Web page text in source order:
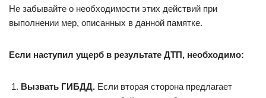
Не забывайте о необходимости этих действий при
выполнении мер, описанных в данной памятке.
Если наступил ущерб в результате ДТП, необходимо:
Вызвать ГИБДД. Если вторая сторона предлагает